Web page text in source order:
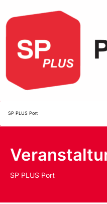
SP PLUS Port
SP PLUS Port